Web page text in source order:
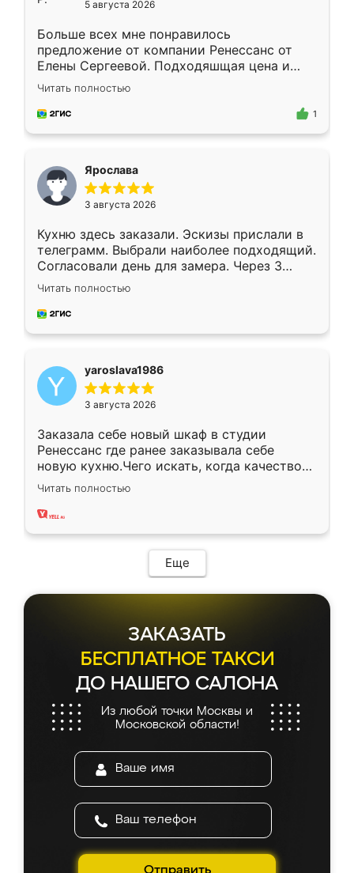
5 августа 2026
Больше всех мне понравилось
предложение от компании Ренессанс от
Елены Сергеевой. Подходяшщая цена и
короткие сроки изготовления. Приехавший
для замера сотрудник Владислав
предложил по моему эскизу самый
Читать полностью
1
Ярослава
3 августа 2026
Кухню здесь заказали. Эскизы прислали в
телеграмм. Выбрали наиболее подходящий.
Согласовали день для замера. Через 3
недели кухня была уже готова. Остались
довольны работой. Спасибо Ренессанс
мебель за качественную работу!
Читать полностью
yaroslava1986
3 августа 2026
Заказала себе новый шкаф в студии
Ренессанс где ранее заказывала себе
новую кухню.Чего искать, когда качеством
вполне довольна. Служит кухня уже почти
два года, нареканий нет.
Читать полностью
Еще
ЗАКАЗАТЬ
БЕСПЛАТНОЕ ТАКСИ
ДО НАШЕГО САЛОНА
Из любой точки Москвы и
Московской области!